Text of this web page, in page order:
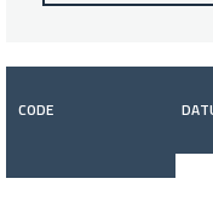
CODE